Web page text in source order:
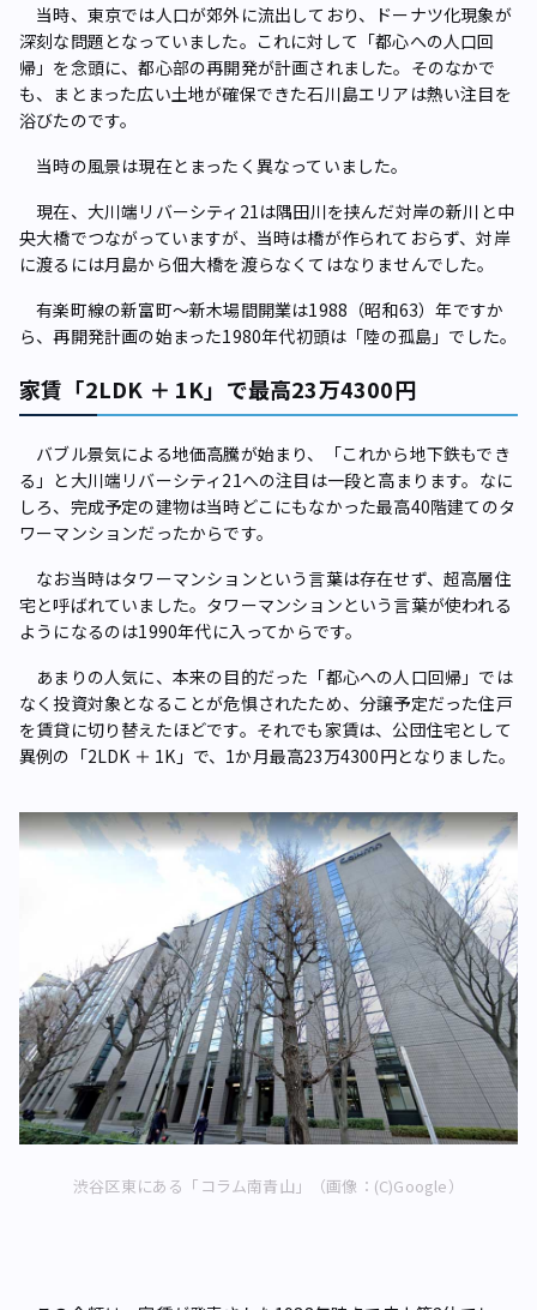
当時、東京では人口が郊外に流出しており、ドーナツ化現象が
深刻な問題となっていました。これに対して「都心への人口回
帰」を念頭に、都心部の再開発が計画されました。そのなかで
も、まとまった広い土地が確保できた石川島エリアは熱い注目を
浴びたのです。
当時の風景は現在とまったく異なっていました。
現在、大川端リバーシティ21は隅田川を挟んだ対岸の新川と中
央大橋でつながっていますが、当時は橋が作られておらず、対岸
に渡るには月島から佃大橋を渡らなくてはなりませんでした。
有楽町線の新富町～新木場間開業は1988（昭和63）年ですか
ら、再開発計画の始まった1980年代初頭は「陸の孤島」でした。
家賃「2LDK ＋ 1K」で最高23万4300円
バブル景気による地価高騰が始まり、「これから地下鉄もでき
る」と大川端リバーシティ21への注目は一段と高まります。なに
しろ、完成予定の建物は当時どこにもなかった最高40階建てのタ
ワーマンションだったからです。
なお当時はタワーマンションという言葉は存在せず、超高層住
宅と呼ばれていました。タワーマンションという言葉が使われる
ようになるのは1990年代に入ってからです。
あまりの人気に、本来の目的だった「都心への人口回帰」では
なく投資対象となることが危惧されたため、分譲予定だった住戸
を賃貸に切り替えたほどです。それでも家賃は、公団住宅として
異例の「2LDK ＋ 1K」で、1か月最高23万4300円となりました。
渋谷区東にある「コラム南青山」（画像：(C)Google）